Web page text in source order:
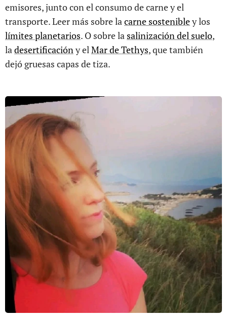
emisores, junto con el consumo de carne y el
transporte. Leer más sobre lacarne sostenibley los
límites planetarios. O sobre la salinización del suelo,
ladesertificacióny elMar de Tethys, que también
dejó gruesas capas de tiza.